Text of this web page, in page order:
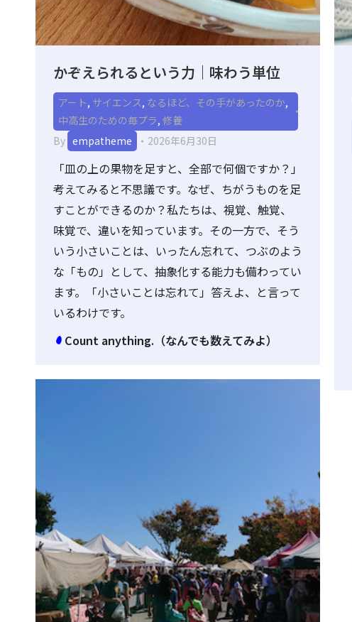
かぞえられるという力｜味わう単位
アート, サイエンス, なるほど、その手があったのか,
中高生のための毎プラ, 修養
By empatheme 2026年6月30日
「皿の上の果物を足すと、全部で何個ですか？」
考えてみると不思議です。なぜ、ちがうものを足
すことができるのか？私たちは、視覚、触覚、
味覚で、違いを知っています。その一方で、そう
いう小さいことは、いったん忘れて、つぶのよう
な「もの」として、抽象化する能力も備わってい
ます。「小さいことは忘れて」答えよ、と言って
いるわけです。
Count anything.（なんでも数えてみよ）